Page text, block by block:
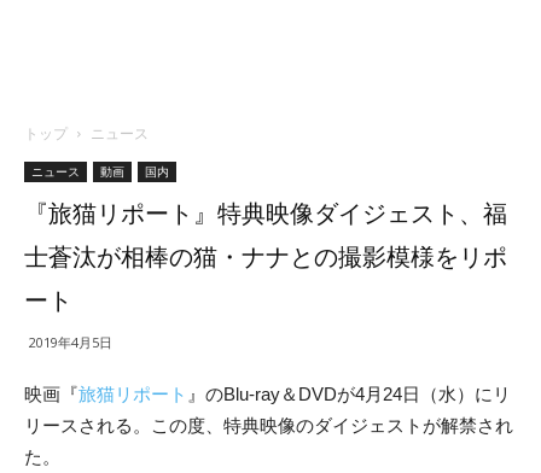
トップ ニュース
ニュース 動画 国内
『旅猫リポート』特典映像ダイジェスト、福
士蒼汰が相棒の猫・ナナとの撮影模様をリポ
ート
2019年4月5日
映画『旅猫リポート 』のBlu-ray＆DVDが4月24日（水）にリ
リースされる。この度、特典映像のダイジェストが解禁され
た。